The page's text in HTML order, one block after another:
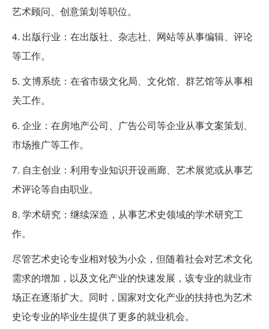
艺术顾问、创意策划等职位。
4. 出版行业：在出版社、杂志社、网站等从事编辑、评论
等工作。
5. 文博系统：在省市级文化局、文化馆、群艺馆等从事相
关工作。
6. 企业：在房地产公司、广告公司等企业从事文案策划、
市场推广等工作。
7. 自主创业：利用专业知识开设画廊、艺术展览或从事艺
术评论等自由职业。
8. 学术研究：继续深造，从事艺术史领域的学术研究工
作。
尽管艺术史论专业相对较为小众，但随着社会对艺术文化
需求的增加，以及文化产业的快速发展，该专业的就业市
场正在逐渐扩大。同时，国家对文化产业的扶持也为艺术
史论专业的毕业生提供了更多的就业机会。